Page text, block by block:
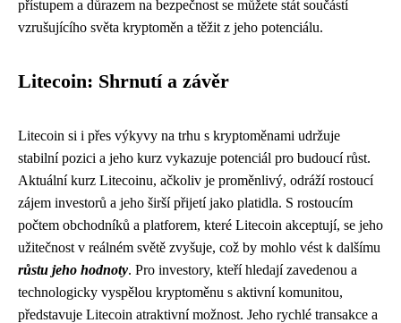
přístupem a důrazem na bezpečnost se můžete stát součástí
vzrušujícího světa kryptoměn a těžit z jeho potenciálu.
Litecoin: Shrnutí a závěr
Litecoin si i přes výkyvy na trhu s kryptoměnami udržuje
stabilní pozici a jeho kurz vykazuje potenciál pro budoucí růst.
Aktuální kurz Litecoinu, ačkoliv je proměnlivý, odráží rostoucí
zájem investorů a jeho širší přijetí jako platidla. S rostoucím
počtem obchodníků a platforem, které Litecoin akceptují, se jeho
užitečnost v reálném světě zvyšuje, což by mohlo vést k dalšímu
růstu jeho hodnoty. Pro investory, kteří hledají zavedenou a
technologicky vyspělou kryptoměnu s aktivní komunitou,
představuje Litecoin atraktivní možnost. Jeho rychlé transakce a